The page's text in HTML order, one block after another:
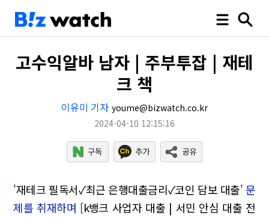
고수익알바 남자 | 주부투잡 | 재테
크 책
이유미 기자 youme@bizwatch.co.kr
2024-04-10 12:15:16
'재테크 필독서✓최근 은행대출금리✓코인 담보 대출' 문
제를 취재하며 [k뱅크 사업자 대출 | 서민 안심 대출 전